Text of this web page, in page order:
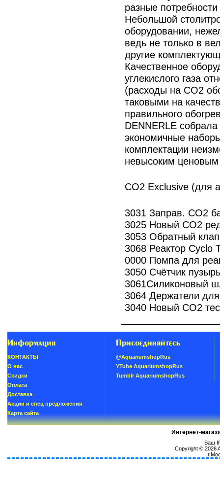
разные
Небольшой
оборудовании,
ведь не только в
другие
Качественное
углекислого газа
(расходы на CO2
таковыми на
правильного
DENNERLE
экономичные
комплектации
невысоким
CO2 Exclusive (для
3031 Заправ. СО2
3025 Новый СО2
3053 Обратный
3068 Реактор Cyclo
0000 Помпа для
3050 Счётчик
3061Силиконовый
3064 Держатели
3040 Новый СО2
Информация
КОНТАКТЫ
О нас
Скидки
Oплатa
Доставка
Акции и спец предложения
Карта сайта
Присоединяйтесь
@AquariumshopRus
YTube AquariumshopRus
Tumblr AquariumshopRus
Интернет-
Ваш
Copyright © 2026